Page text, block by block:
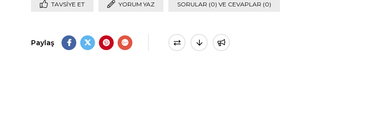
TAVSIYE ET YORUM YAZ SORULAR (0) VE CEVAPLAR (0)
Paylaş